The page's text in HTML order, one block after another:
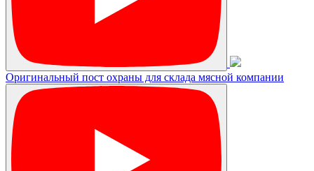
Оригинальный пост охраны для склада мясной компании